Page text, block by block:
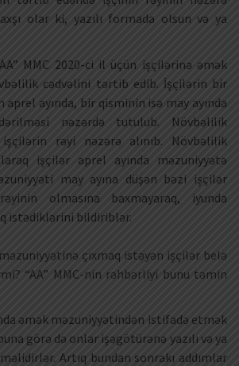
olar ki, yazılı formada olsun və ya
MMC 2020-ci il üçün işçilərinə əmək
cədvəlini tərtib edib. İşçilərin bir
ayında, bir qisminin isə may ayında
nəzərdə tutulub. Növbəlilik
rəyi nəzərə alınıb. Növbəlilik
işçilər aprel ayında məzuniyyətə
may ayına düşən bəzi işçilər
olmasına baxmayaraq, iyunda
istədiklərini bildiriblər.
çıxmaq istəyən işçilər belə
“AA” MMC-nin rəhbərliyi bunu təmin
əmək məzuniyyətindən istifadə etmək
görə də onlar işəgötürənə yazılı və ya
Artıq bundan sonrakı addımlar